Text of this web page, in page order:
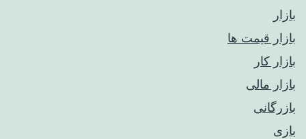
بازار
بازار قیمت ها
بازار کار
بازار مالی
بازرگانی
بازی